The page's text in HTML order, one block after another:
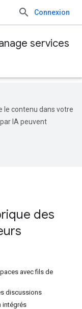
Connexion
services
le contenu dans votre
IA peuvent
des
avec fils de
discussions
intégrés